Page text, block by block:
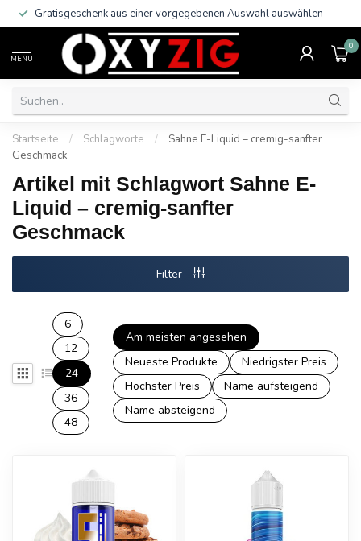
Kostenloser Versand innerhalb Deutschlands
Bestellwert
MENU
0
Startseite / Schlagworte /
Sahne E-Liquid – cremig-sanfter
Geschmack
Artikel mit Schlagwort Sahne E-
Liquid – cremig-sanfter
Geschmack
Filter
6
12
24
36
48
Am meisten angesehen
Neueste Produkte
Niedrigster Preis
Höchster Preis
Name aufsteigend
Name absteigend